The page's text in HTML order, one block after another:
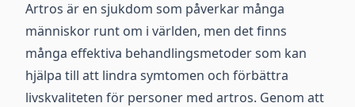
Artros är en sjukdom som påverkar många
människor runt om i världen, men det finns
många effektiva behandlingsmetoder som kan
hjälpa till att lindra symtomen och förbättra
livskvaliteten för personer med artros. Genom att